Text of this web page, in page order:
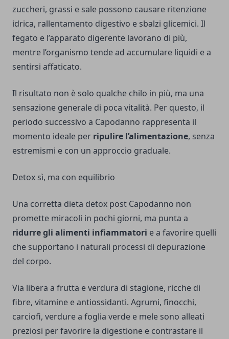
zuccheri, grassi e sale possono causare ritenzione
idrica, rallentamento digestivo e sbalzi glicemici. Il
fegato e l’apparato digerente lavorano di più,
mentre l’organismo tende ad accumulare liquidi e a
sentirsi affaticato.
Il risultato non è solo qualche chilo in più, ma una
sensazione generale di poca vitalità. Per questo, il
periodo successivo a Capodanno rappresenta il
momento ideale per ripulire l’alimentazione, senza
estremismi e con un approccio graduale.
Detox sì, ma con equilibrio
Una corretta dieta detox post Capodanno non
promette miracoli in pochi giorni, ma punta a
ridurre gli alimenti infiammatori e a favorire quelli
che supportano i naturali processi di depurazione
del corpo.
Via libera a frutta e verdura di stagione, ricche di
fibre, vitamine e antiossidanti. Agrumi, finocchi,
carciofi, verdure a foglia verde e mele sono alleati
preziosi per favorire la digestione e contrastare il